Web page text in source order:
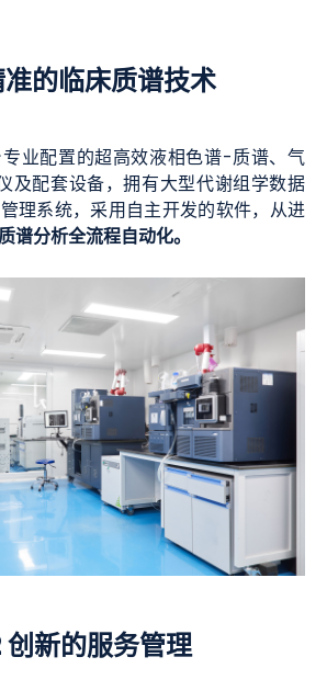
准的临床质谱技术
业配置的超高效液相色谱-质谱、气
及配套设备，拥有大型代谢组学数据
理系统，采用自主开发的软件，从进
谱分析全流程自动化。
新的服务管理